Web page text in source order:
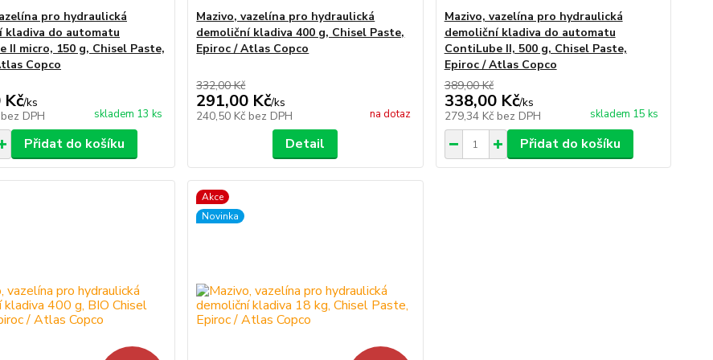
pro hydraulická
kladiva do automatu
II micro, 150 g, Chisel Paste,
Copco
Kč/ks
bez DPH skladem 13 ks
Přidat do košíku
Mazivo, vazelína pro hydraulická
demoliční kladiva 400 g, Chisel Paste,
Epiroc / Atlas Copco
332,00 Kč
291,00 Kč/ks
240,50 Kč bez DPH na dotaz
Detail
Mazivo, vazelína pro hydraulická
demoliční kladiva do automatu
ContiLube II, 500 g, Chisel Paste,
Epiroc / Atlas Copco
389,00 Kč
338,00 Kč/ks
279,34 Kč bez DPH skladem 15 ks
Přidat do košíku
Akce
Novinka